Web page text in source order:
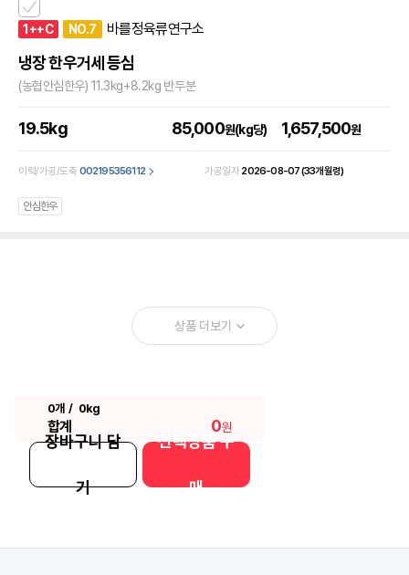
1++C NO.7 바를정육류연구소
냉장 한우거세 등심
(농협안심한우) 11.3kg+8.2kg 반두분
이력/가공/도축 002195356112 가공일자 2026-08-07(33개월령)
19.5kg 85,000원(kg당) 1,657,500원
안심한우
상품 더보기
0개 / 0kg
합계 0원
장바구니 담
기
선택상품 구
매